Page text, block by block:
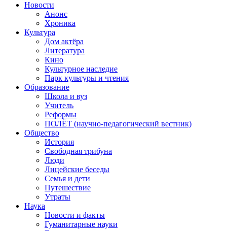
Новости
Анонс
Хроника
Культура
Дом актёра
Литература
Кино
Культурное наследие
Парк культуры и чтения
Образование
Школа и вуз
Учитель
Реформы
ПОЛЁТ (научно-педагогический вестник)
Общество
История
Свободная трибуна
Люди
Лицейские беседы
Семья и дети
Путешествие
Утраты
Наука
Новости и факты
Гуманитарные науки